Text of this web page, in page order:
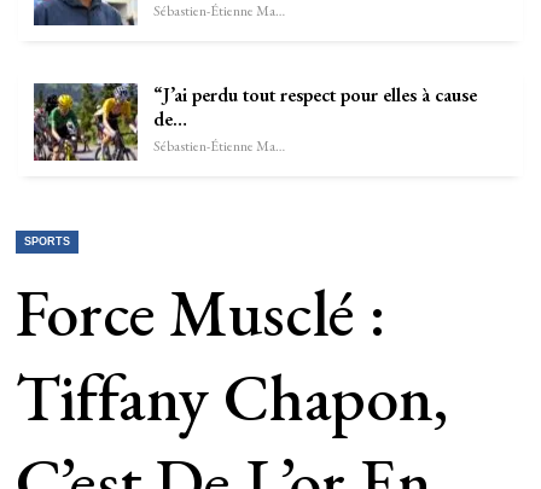
Sébastien-Étienne Marechal
“J’ai perdu tout respect pour elles à cause
de…
Sébastien-Étienne Marechal
SPORTS
Force Musclé :
Tiffany Chapon,